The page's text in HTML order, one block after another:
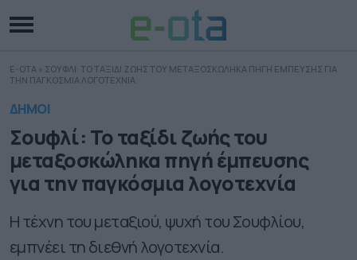
E-OTA » ΣΟΥΦΛΙ: ΤΟ ΤΑΞΙΔΙ ΖΩΗΣ ΤΟΥ ΜΕΤΑΞΟΣΚΩΛΗΚΑ ΠΗΓΗ ΕΜΠΕΥΣΗΣ ΓΙΑ
ΤΗΝ ΠΑΓΚΟΣΜΙΑ ΛΟΓΟΤΕΧΝΙΑ
ΔΗΜΟΙ
Σουφλί: Το ταξίδι ζωής του
μεταξοσκώληκα πηγή έμπευσης
για την παγκόσμια λογοτεχνία
Η τέχνη του μεταξιού, ψυχή του Σουφλίου,
εμπνέει τη διεθνή λογοτεχνία.